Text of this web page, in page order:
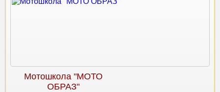
Мотошкола "МОТО
ОБРАЗ"